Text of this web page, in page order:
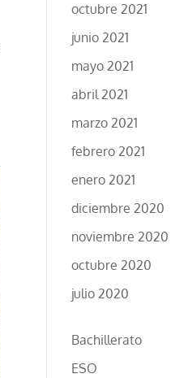
octubre 2021
junio 2021
mayo 2021
abril 2021
marzo 2021
febrero 2021
enero 2021
diciembre 2020
noviembre 2020
octubre 2020
julio 2020
Bachillerato
ESO